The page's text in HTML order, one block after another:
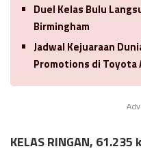
Duel Kelas Bulu
Birmingham
Jadwal Kejuaraan
Promotions di Toyota
KELAS RINGAN, 61.235